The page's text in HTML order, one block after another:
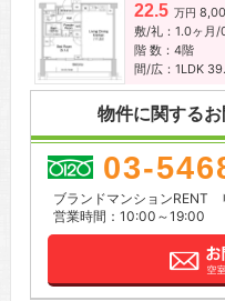
22.5 万円
敷/礼：1.0ヶ月/
階 数：4階
間/広：1LDK
物件に関する
03-
ブランドマンションRENT
営業時間：10:00～19:00